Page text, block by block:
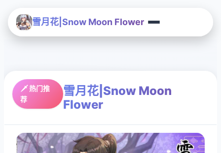
雪月花|Snow Moon Flower
🗡️ 热门推
荐
雪月花|Snow Moon
Flower